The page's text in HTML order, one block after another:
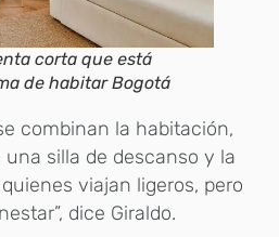
corta que está
de habitar Bogotá
combinan la habitación,
silla de descanso y la
viajan ligeros, pero
dice Giraldo.